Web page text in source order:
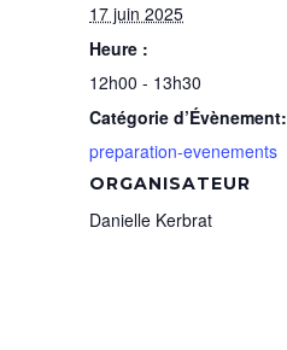
17 juin 2025
Heure :
12h00 - 13h30
Catégorie d’Évènement:
preparation-evenements
ORGANISATEUR
Danielle Kerbrat